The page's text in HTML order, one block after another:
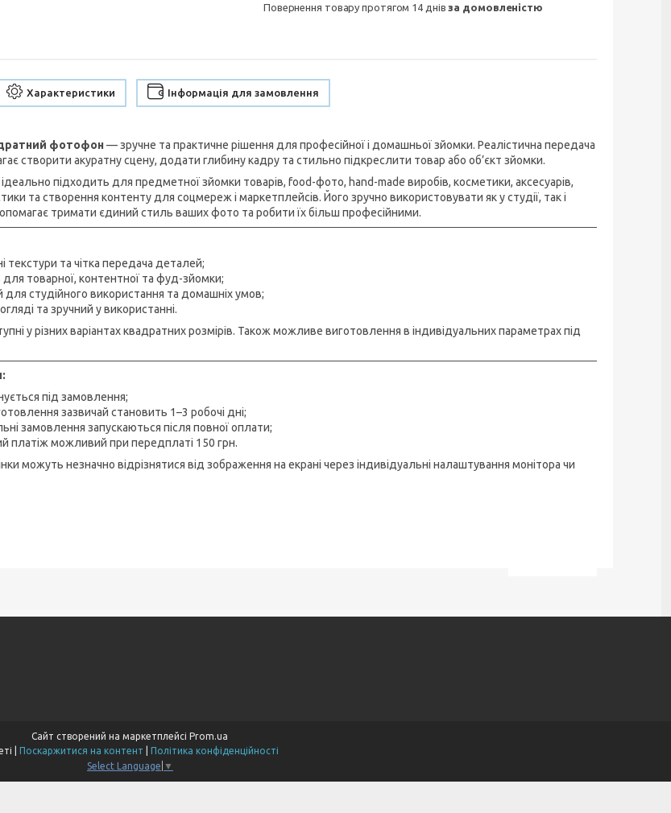
повернення товару протягом 14 днівза домовленістю
Характеристики Інформація для замовлення
фотофон — зручне та практичне рішення для професійної і домашньої зйомки. Реалістична передача
створити акуратну сцену, додати глибину кадру та стильно підкреслити товар або об’єкт зйомки.
підходить для предметної зйомки товарів, food-фото, hand-made виробів, косметики, аксесуарів,
та створення контенту для соцмереж і маркетплейсів. Його зручно використовувати як у студії, так і
тримати єдиний стиль ваших фото та робити їх більш професійними.
текстури та чітка передача деталей;
товарної, контентної та фуд-зйомки;
для студійного використання та домашніх умов;
та зручний у використанні.
у різних варіантах квадратних розмірів. Також можливе виготовлення в індивідуальних параметрах під
під замовлення;
зазвичай становить 1–3 робочі дні;
замовлення запускаються після повної оплати;
платіж можливий при передплаті 150 грн.
можуть незначно відрізнятися від зображення на екрані через індивідуальні налаштування монітора чи
Сайт створений на маркетплейсі Prom.ua
Поскаржитися на контент
Політика конфіденційності
Select Language ▼